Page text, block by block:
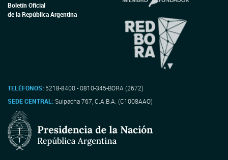
Boletín Oficial
de la República Argentina
TELÉFONOS: 5218-8400 - 0810-345-BORA (2672)
SEDE CENTRAL:Suipacha 767, C.A.B.A. (C1008AAO)